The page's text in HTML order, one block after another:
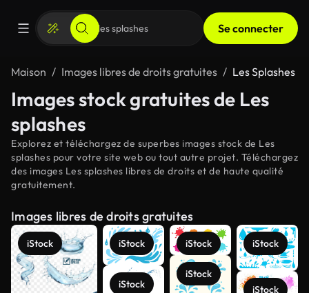
Se connecter
Maison Images libres de droits gratuites Les Splashes
Images stock gratuites de Les
splashes
Explorez et téléchargez de superbes images stock de Les
splashes pour votre site web ou tout autre projet. Téléchargez
des images Les splashes libres de droits et de haute qualité
gratuitement.
Images libres de droits gratuites
iStock iStock
iStock
iStock
iStock
iStock
iStock